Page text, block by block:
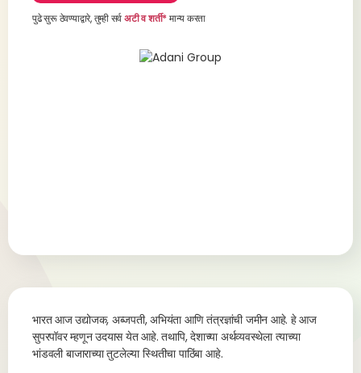
पुढे सुरू ठेवण्याद्वारे, तुम्ही सर्वअटी व शर्ती*मान्य करता
भारत आज उद्योजक, अब्जपती, अभियंता आणि तंत्रज्ञांची जमीन आहे. हे आज
सुपरपॉवर म्हणून उदयास येत आहे. तथापि, देशाच्या अर्थव्यवस्थेला त्याच्या
भांडवली बाजाराच्या तुटलेल्या स्थितीचा पाठिंबा आहे.